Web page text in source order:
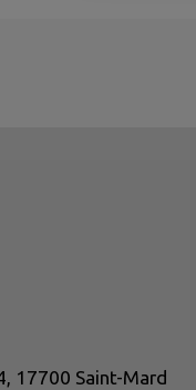
17700 Saint-Mard